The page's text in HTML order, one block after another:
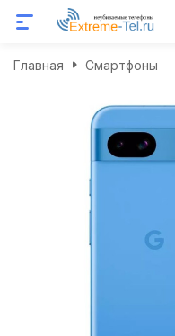
Главная Смартфоны